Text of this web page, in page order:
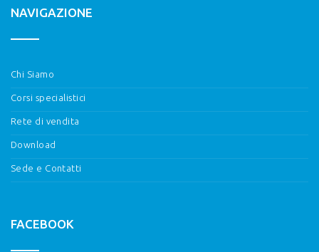
NAVIGAZIONE
Chi Siamo
Corsi specialistici
Rete di vendita
Download
Sede e Contatti
FACEBOOK